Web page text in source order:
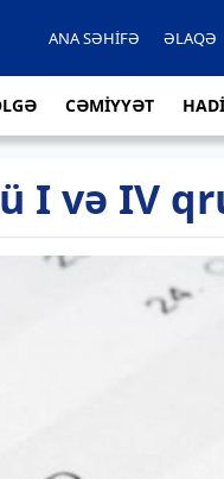
ANA SƏHİFƏ ƏLAQƏ
CƏMİYYƏT
I və IV